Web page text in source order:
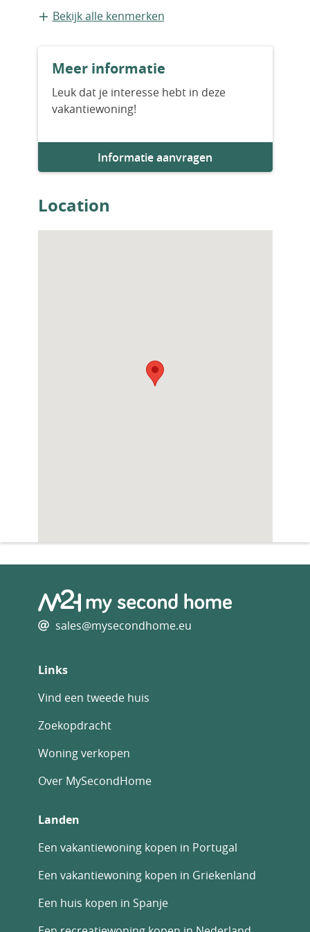
Bestaande bouw
2000
Bekijk alle kenmerken
Meer informatie
Leuk dat je interesse hebt in deze
vakantiewoning!
Informatie aanvragen
Location
sales@mysecondhome.eu
Links
Vind een tweede huis
Zoekopdracht
Woning verkopen
Over MySecondHome
Landen
Een vakantiewoning kopen in Portugal
Een vakantiewoning kopen in Griekenland
Een huis kopen in Spanje